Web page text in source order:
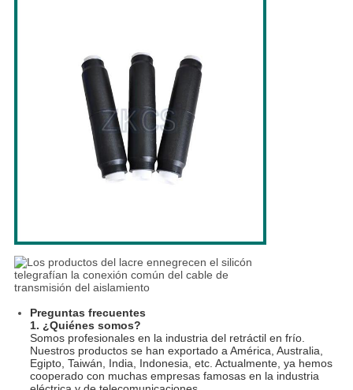
Preguntas frecuentes
1. ¿Quiénes somos?
Somos profesionales en la industria del retráctil en frío.
Nuestros productos se han exportado a América, Australia,
Egipto, Taiwán, India, Indonesia, etc. Actualmente, ya hemos
cooperado con muchas empresas famosas en la industria